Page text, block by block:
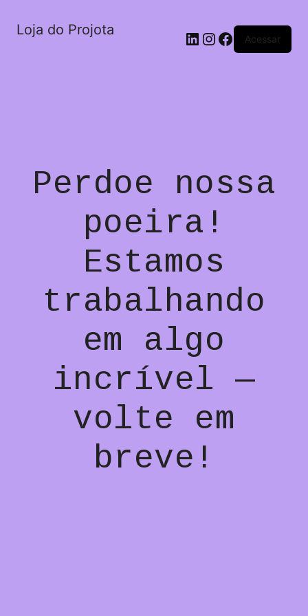
Loja do Projota LinkedIn
Instagram
Facebook
Acessar
Perdoe nossa
poeira!
Estamos
trabalhando
em algo
incrível —
volte em
breve!